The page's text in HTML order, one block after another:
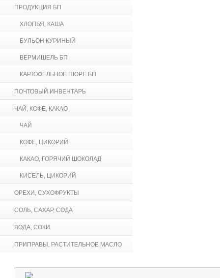
ПРОДУКЦИЯ БП
ХЛОПЬЯ, КАША
БУЛЬОН КУРИНЫЙ
ВЕРМИШЕЛЬ БП
КАРТОФЕЛЬНОЕ ПЮРЕ БП
ПОЧТОВЫЙ ИНВЕНТАРЬ
ЧАЙ, КОФЕ, КАКАО
ЧАЙ
КОФЕ, ЦИКОРИЙ
КАКАО, ГОРЯЧИЙ ШОКОЛАД
КИСЕЛЬ, ЦИКОРИЙ
ОРЕХИ, СУХОФРУКТЫ
СОЛЬ, САХАР, СОДА
ВОДА, СОКИ
ПРИПРАВЫ, РАСТИТЕЛЬНОЕ МАСЛО